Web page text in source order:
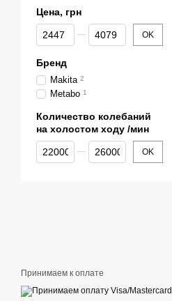
Цена, грн
От Цена, грн
До Цена, грн OK
Бренд
Makita 2
Metabo 1
Количество колебаний
на холостом ходу /мин
От Количество колебаний на
До Количество колебаний на
OK
Принимаем к оплате